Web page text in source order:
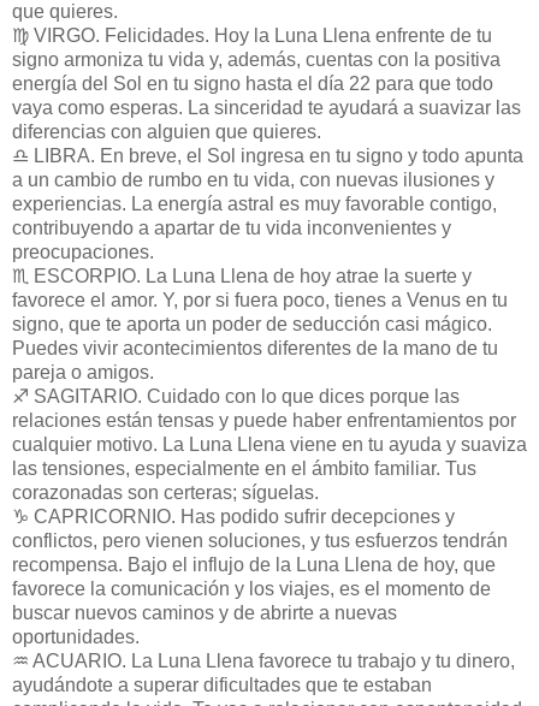
que quieres.
♍ VIRGO. Felicidades. Hoy la Luna Llena enfrente de tu
signo armoniza tu vida y, además, cuentas con la positiva
energía del Sol en tu signo hasta el día 22 para que todo
vaya como esperas. La sinceridad te ayudará a suavizar las
diferencias con alguien que quieres.
♎ LIBRA. En breve, el Sol ingresa en tu signo y todo apunta
a un cambio de rumbo en tu vida, con nuevas ilusiones y
experiencias. La energía astral es muy favorable contigo,
contribuyendo a apartar de tu vida inconvenientes y
preocupaciones.
♏ ESCORPIO. La Luna Llena de hoy atrae la suerte y
favorece el amor. Y, por si fuera poco, tienes a Venus en tu
signo, que te aporta un poder de seducción casi mágico.
Puedes vivir acontecimientos diferentes de la mano de tu
pareja o amigos.
♐ SAGITARIO. Cuidado con lo que dices porque las
relaciones están tensas y puede haber enfrentamientos por
cualquier motivo. La Luna Llena viene en tu ayuda y suaviza
las tensiones, especialmente en el ámbito familiar. Tus
corazonadas son certeras; síguelas.
♑ CAPRICORNIO. Has podido sufrir decepciones y
conflictos, pero vienen soluciones, y tus esfuerzos tendrán
recompensa. Bajo el influjo de la Luna Llena de hoy, que
favorece la comunicación y los viajes, es el momento de
buscar nuevos caminos y de abrirte a nuevas
oportunidades.
♒ ACUARIO. La Luna Llena favorece tu trabajo y tu dinero,
ayudándote a superar dificultades que te estaban